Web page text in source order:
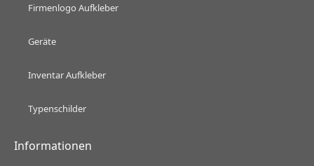
Firmenlogo Aufkleber
Geräte
Inventar Aufkleber
Typenschilder
Informationen